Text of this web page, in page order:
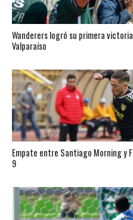
Wanderers logró su primera
Valparaíso
Empate entre Santiago Morning y
9